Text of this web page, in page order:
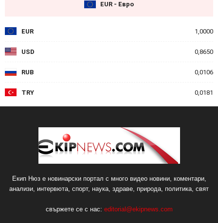
EUR - Евро
EUR 1,0000
USD 0,8650
RUB 0,0106
TRY 0,0181
Екип Нюз е новинарски портал с много видео новини, коментари,
анализи, интервюта, спорт, наука, здраве, природа, политика, свят
свържете се с нас: editorial@ekipnews.com